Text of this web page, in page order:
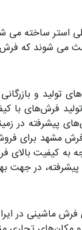
پلی استر
می شوند که
فرش‌های با
مشهد برای
به کیفیت
پیشرفته، در
ماشینی در